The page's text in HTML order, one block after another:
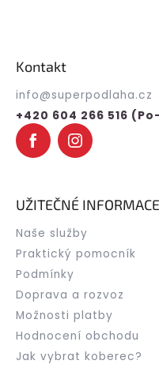
Kontakt
info@superpodlaha.cz
+420 604 266 516
UŽITEČNÉ INFORMACE
Naše služby
Praktický pomocník
Podmínky
Doprava a rozvoz
Možnosti platby
Hodnocení obchodu
Jak vybrat koberec?